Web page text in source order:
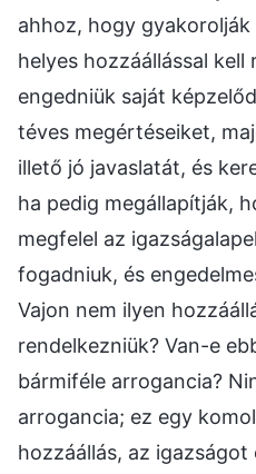
ahhoz, hogy
helyes hozzáállással kell
engedniük saját
téves megértéseiket,
illető jó javaslatát, és
ha pedig megállapítják,
megfelel az
fogadniuk, és
Vajon nem ilyen
rendelkezniük? Van-e
bármiféle arrogancia?
arrogancia; ez egy
hozzáállás, az